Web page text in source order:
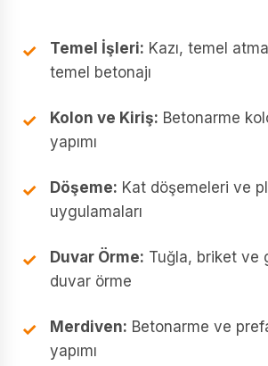
Temel İşleri: Kazı, temel
temel betonajı
Kolon ve Kiriş: Betonarme
yapımı
Döşeme: Kat döşemeleri ve
uygulamaları
Duvar Örme: Tuğla, briket ve
duvar örme
Merdiven: Betonarme ve
yapımı